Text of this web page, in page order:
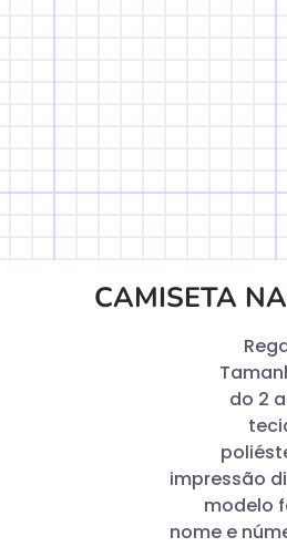
CAMISETA
do 2
impressão
modelo
nome e